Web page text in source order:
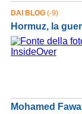
DAI BLOG (-9)
Hormuz, la
Mohamed